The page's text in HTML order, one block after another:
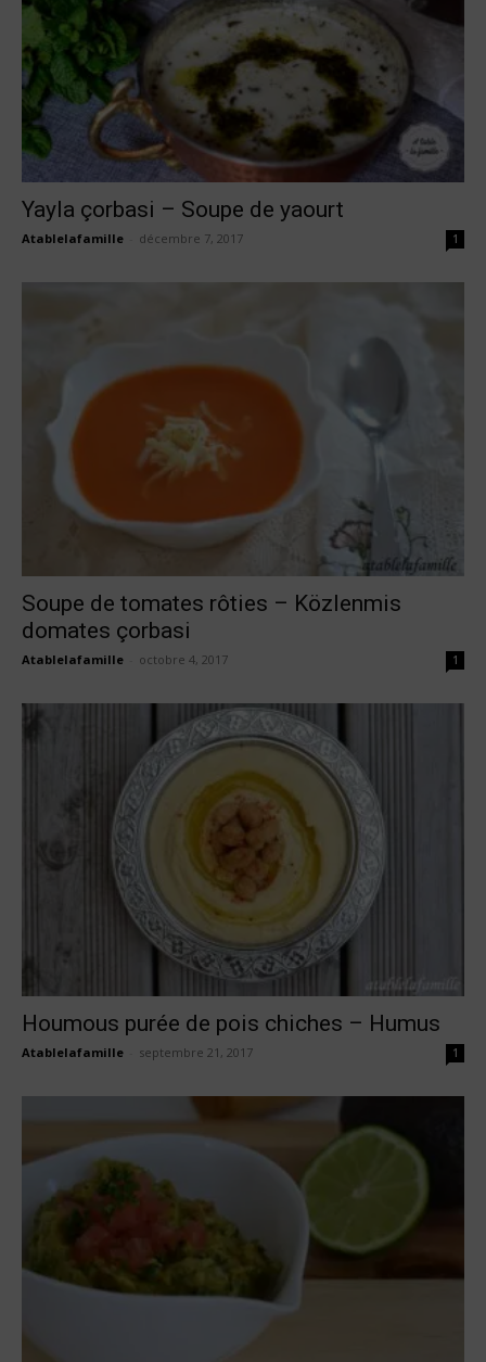
Yayla çorbasi – Soupe de yaourt
Atablelafamille décembre 7, 2017 1
Soupe de tomates rôties – Közlenmis
domates çorbasi
Atablelafamille octobre 4, 2017 1
Houmous purée de pois chiches – Humus
Atablelafamille septembre 21, 2017 1